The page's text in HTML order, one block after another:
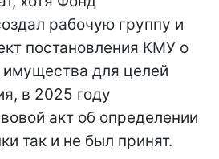
рабочую группу и
постановления КМУ о
имущества для целей
в 2025 году
акт об определении
так и не был принят.